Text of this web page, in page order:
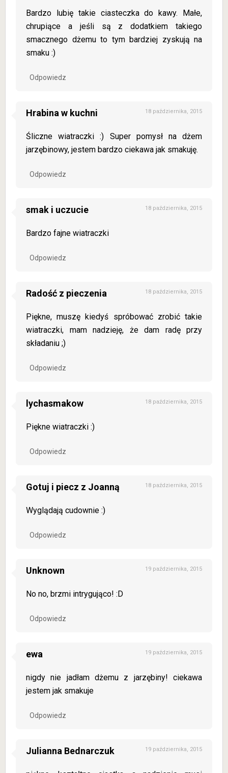
Bardzo lubię takie ciasteczka do kawy. Małe,
chrupiące a jeśli są z dodatkiem takiego
smacznego dżemu to tym bardziej zyskują na
smaku :)
Odpowiedz
Hrabina w kuchni 18 października, 2015
Śliczne wiatraczki :) Super pomysł na dżem
jarzębinowy, jestem bardzo ciekawa jak smakuję.
Odpowiedz
smak i uczucie 18 października, 2015
Bardzo fajne wiatraczki
Odpowiedz
Radość z pieczenia 18 października, 2015
Piękne, muszę kiedyś spróbować zrobić takie
wiatraczki, mam nadzieję, że dam radę przy
składaniu ;)
Odpowiedz
lychasmakow 18 października, 2015
Piękne wiatraczki :)
Odpowiedz
Gotuj i piecz z Joanną 18 października, 2015
Wyglądają cudownie :)
Odpowiedz
Unknown 19 października, 2015
No no, brzmi intrygująco! :D
Odpowiedz
ewa 19 października, 2015
nigdy nie jadłam dżemu z jarzębiny! ciekawa
jestem jak smakuje
Odpowiedz
Julianna Bednarczuk 19 października, 2015